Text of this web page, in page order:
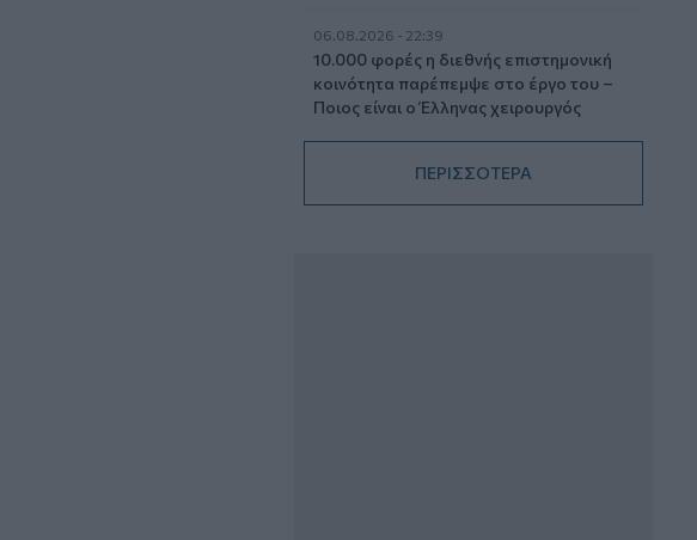
06.08.2026 - 22:39
10.000 φορές η διεθνής επιστημονική
κοινότητα παρέπεμψε στο έργο του –
Ποιος είναι ο Έλληνας χειρουργός
06.08.2026 - 14:55
Μιχάλης Τάτσης, Insurance &
ΠΕΡΙΣΣΟΤΕΡΑ